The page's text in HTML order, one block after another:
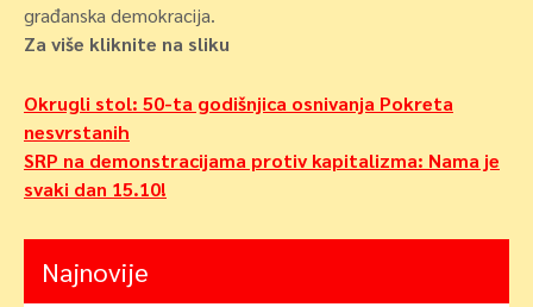
građanska demokracija.
Za više kliknite na sliku
Navigacija
objava
Okrugli stol: 50-ta godišnjica osnivanja Pokreta
nesvrstanih
SRP na demonstracijama protiv kapitalizma: Nama je
svaki dan 15.10!
Najnovije